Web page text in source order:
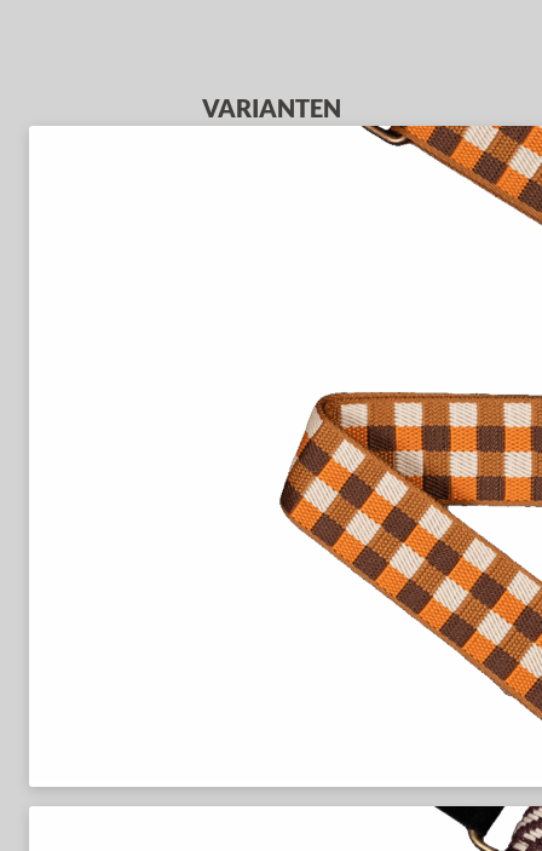
VARIANTEN